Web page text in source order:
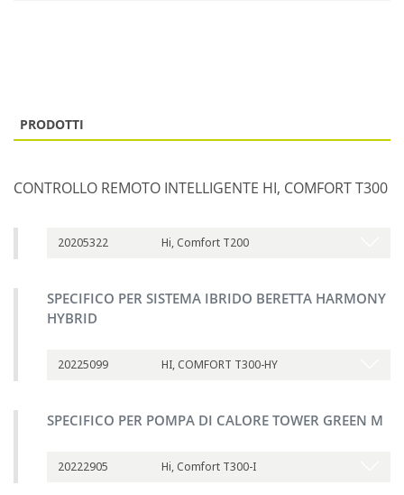
PRODOTTI
CONTROLLO REMOTO INTELLIGENTE HI, COMFORT T300
20205322 Hi, Comfort T200
SPECIFICO PER SISTEMA IBRIDO BERETTA HARMONY
HYBRID
20225099 HI, COMFORT T300-HY
SPECIFICO PER POMPA DI CALORE TOWER GREEN M
20222905 Hi, Comfort T300-I